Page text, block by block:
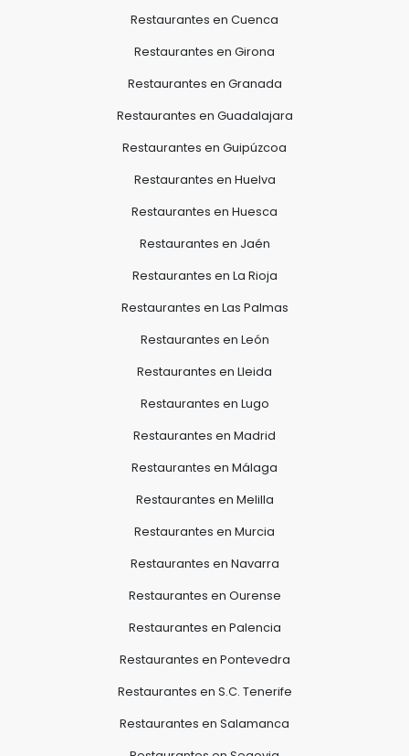
Restaurantes en Cuenca
Restaurantes en Girona
Restaurantes en Granada
Restaurantes en Guadalajara
Restaurantes en Guipúzcoa
Restaurantes en Huelva
Restaurantes en Huesca
Restaurantes en Jaén
Restaurantes en La Rioja
Restaurantes en Las Palmas
Restaurantes en León
Restaurantes en Lleida
Restaurantes en Lugo
Restaurantes en Madrid
Restaurantes en Málaga
Restaurantes en Melilla
Restaurantes en Murcia
Restaurantes en Navarra
Restaurantes en Ourense
Restaurantes en Palencia
Restaurantes en Pontevedra
Restaurantes en S.C. Tenerife
Restaurantes en Salamanca